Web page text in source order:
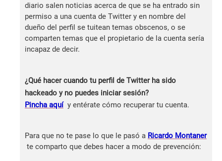
diario salen noticias acerca de que se ha entrado sin
permiso a una cuenta de Twitter y en nombre del
dueño del perfil se tuitean temas obscenos, o se
comparten temas que el propietario de la cuenta sería
incapaz de decir.
¿Qué hacer cuando tu perfil de Twitter ha sido
hackeado y no puedes iniciar sesión?
Pincha aquíy entérate cómo recuperar tu cuenta.
Para que no te pase lo que le pasó a Ricardo Montaner
te comparto que debes hacer a modo de prevención: